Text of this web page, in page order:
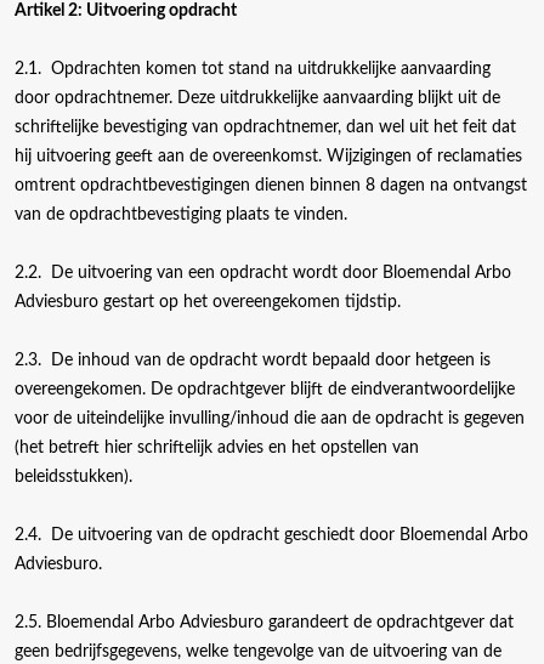
Artikel 2: Uitvoering opdracht
2.1. Opdrachten komen tot stand na uitdrukkelijke aanvaarding
door opdrachtnemer. Deze uitdrukkelijke aanvaarding blijkt uit de
schriftelijke bevestiging van opdrachtnemer, dan wel uit het feit dat
hij uitvoering geeft aan de overeenkomst. Wijzigingen of reclamaties
omtrent opdrachtbevestigingen dienen binnen 8 dagen na ontvangst
van de opdrachtbevestiging plaats te vinden.
2.2. De uitvoering van een opdracht wordt door Bloemendal Arbo
Adviesburo gestart op het overeengekomen tijdstip.
2.3. De inhoud van de opdracht wordt bepaald door hetgeen is
overeengekomen. De opdrachtgever blijft de eindverantwoordelijke
voor de uiteindelijke invulling/inhoud die aan de opdracht is gegeven
(het betreft hier schriftelijk advies en het opstellen van
beleidsstukken).
2.4. De uitvoering van de opdracht geschiedt door Bloemendal Arbo
Adviesburo.
2.5. Bloemendal Arbo Adviesburo garandeert de opdrachtgever dat
geen bedrijfsgegevens, welke tengevolge van de uitvoering van de